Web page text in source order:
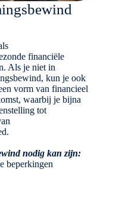
financiële
Als je niet in
kun je ook
vorm van financieel
waarbij je bijna
tot
nodig kan zijn:
beperkingen